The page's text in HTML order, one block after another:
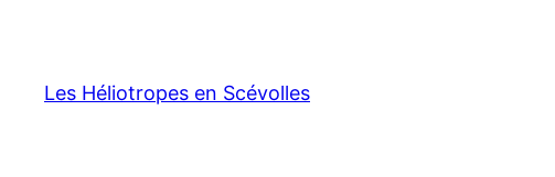
contenu
Les Héliotropes en Scévolles